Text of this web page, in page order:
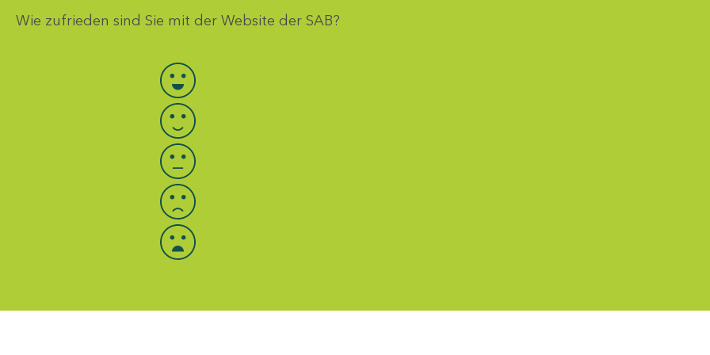
Wie zufrieden sind Sie mit der Website der SAB?
Bewertung auswählen